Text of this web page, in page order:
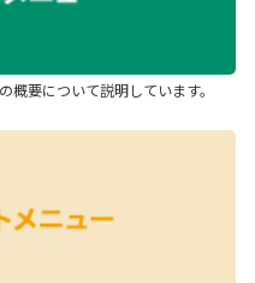
概要について説明しています。